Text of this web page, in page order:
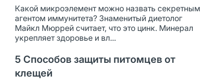
Какой микроэлемент можно назвать секретным
агентом иммунитета? Знаменитый диетолог
Майкл Мюррей считает, что это цинк. Минерал
укрепляет здоровье и вл...
5 Способов защиты питомцев от
клещей